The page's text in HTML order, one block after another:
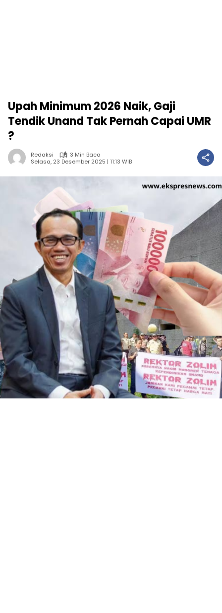
Upah Minimum 2026 Naik, Gaji
Tendik Unand Tak Pernah Capai UMR
?
Redaksi
3 Min Baca
Selasa, 23 Desember 2025 | 11:13 WIB